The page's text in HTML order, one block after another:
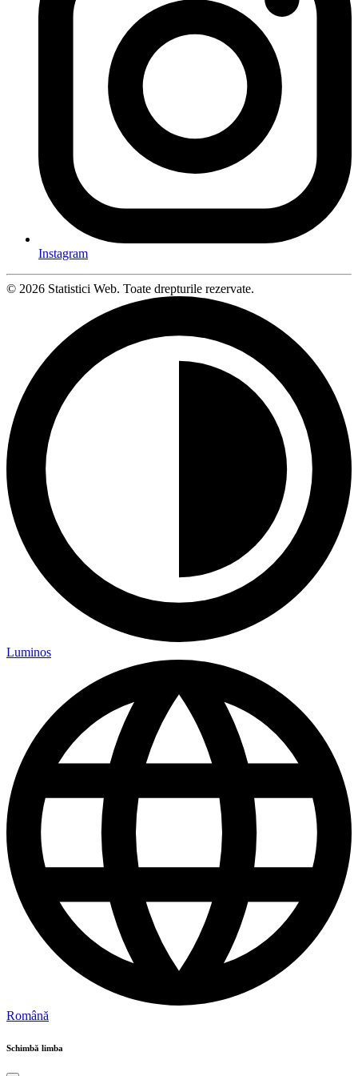
Instagram
© 2026 Statistici Web. Toate drepturile rezervate.
Luminos
Română
Schimbă limba